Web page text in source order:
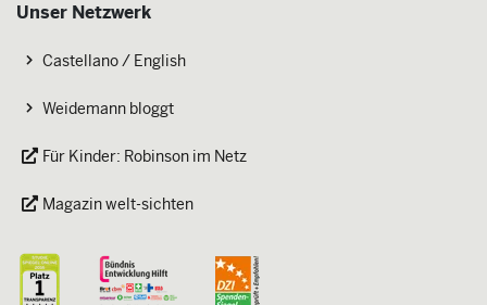
Unser Netzwerk
Castellano / English
Weidemann bloggt
Für Kinder: Robinson im Netz
Magazin welt-sichten